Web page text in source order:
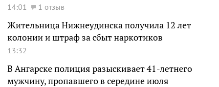
14:01 1 отзыв
Жительница Нижнеудинска получила 12 лет
колонии и штраф за сбыт наркотиков
13:32
В Ангарске полиция разыскивает 41-летнего
мужчину, пропавшего в середине июля